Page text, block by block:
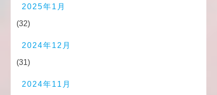
2025年1月
(32)
2024年12月
(31)
2024年11月